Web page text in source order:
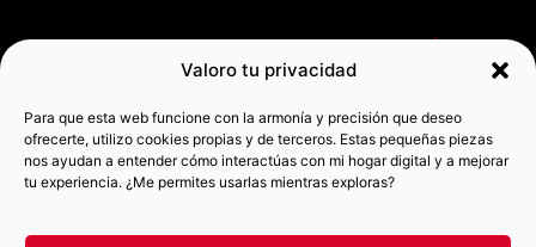
Valoro tu privacidad
Para que esta web funcione con la armonía y precisión que deseo
ofrecerte, utilizo cookies propias y de terceros. Estas pequeñas piezas
nos ayudan a entender cómo interactúas con mi hogar digital y a mejorar
tu experiencia. ¿Me permites usarlas mientras exploras?
wordpress
Pauer Sait
Landing de
GRATUITOS
web Gratis
Próximamente...
Mi blog
Contacto
Política de
privacidad
Política de
REDES
SOCIALES
LinkedIn